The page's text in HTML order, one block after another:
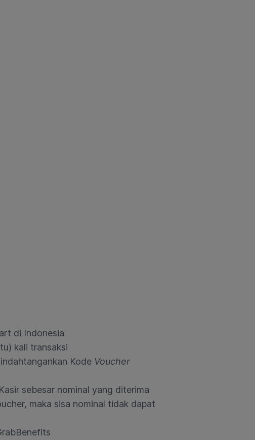
di Indonesia
kali transaksi
Kode Voucher
sebesar nominal yang diterima
maka sisa nominal tidak dapat